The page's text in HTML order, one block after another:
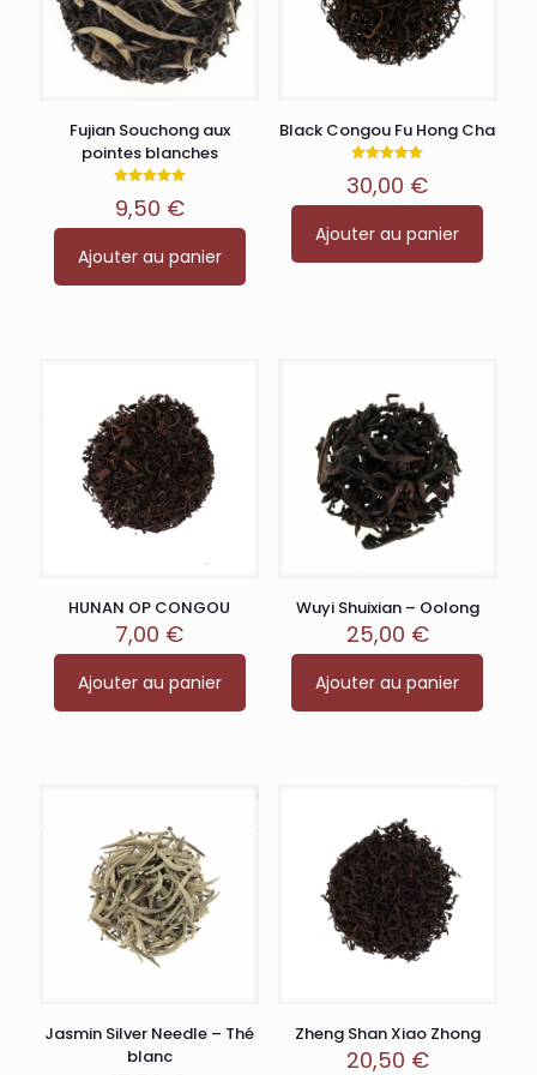
Fujian Souchong aux
pointes blanches
5.00
sur 5
9,50 €
Ajouter au panier
Black Congou Fu Hong Cha
5.00
sur 5
30,00 €
Ajouter au panier
HUNAN OP CONGOU
7,00 €
Ajouter au panier
Wuyi Shuixian – Oolong
25,00 €
Ajouter au panier
Jasmin Silver Needle – Thé
blanc
Zheng Shan Xiao Zhong
20,50 €